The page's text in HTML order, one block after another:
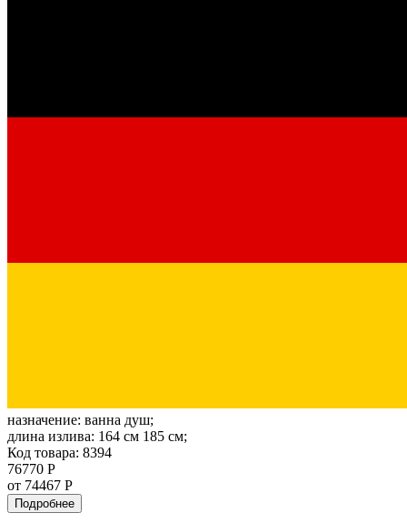
назначение: ванна душ;
длина излива: 164 см 185 см;
Код товара: 8394
76770 Р
от 74467 Р
Подробнее